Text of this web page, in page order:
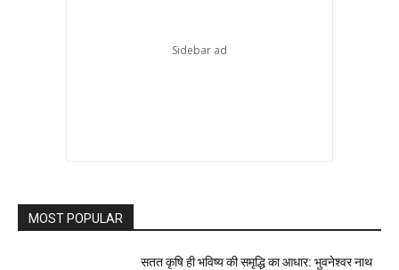
MOST POPULAR
सतत कृषि ही भविष्य की समृद्धि का आधार: भुवनेश्वर नाथ